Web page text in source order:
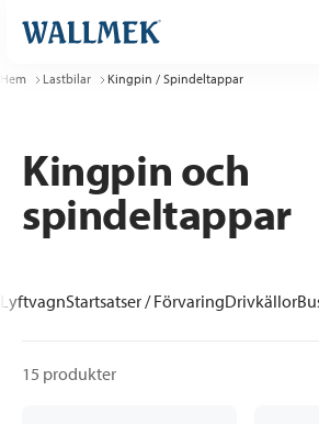
Hem Lastbilar Kingpin / Spindeltappar
Kingpin och
spindeltappar
LyftvagnStartsatser / FörvaringDrivkällor
15 produkter